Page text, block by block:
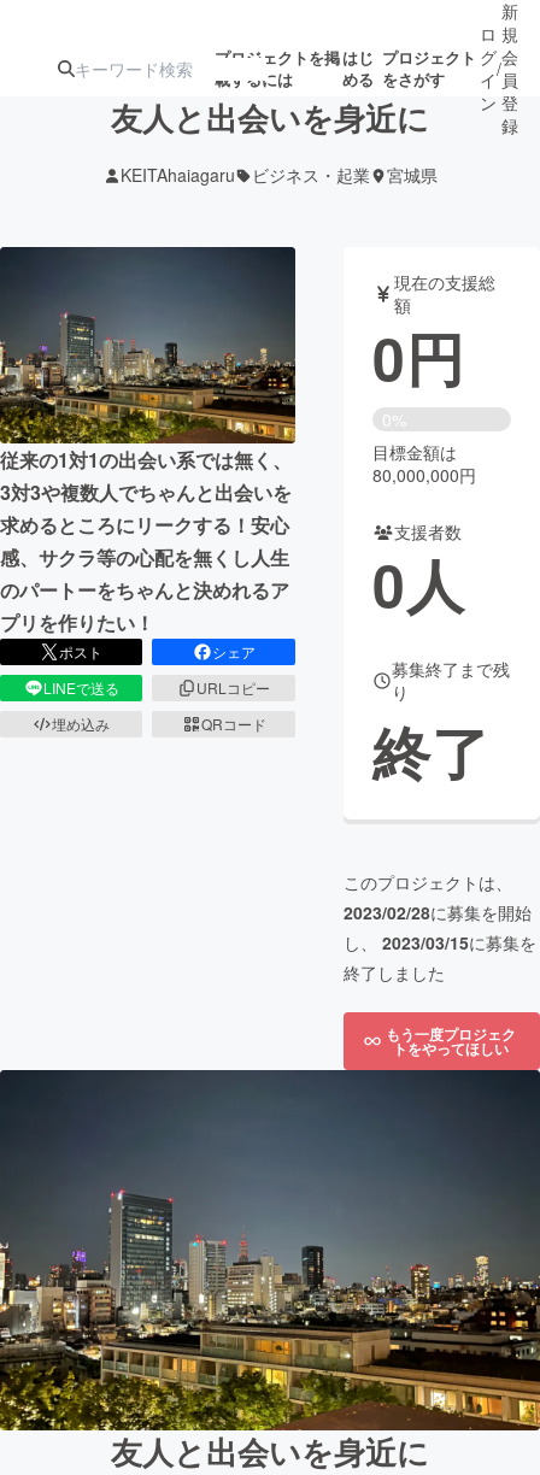
プロジェクトを掲
載するには
はじ
める
プロジェクト
をさがす
テクノロジー・ガジェット ゲーム・サ
映像・映画 書籍・雑誌
ビジネス・起業 チャレンジ
まちづくり・地域活性化
CAMPFIRE for Social Good CAMPFIRE Creation
CAMPFIREふるさと納税
コミュニティ
ロ
グ
イ
ン
/
新
規
会
員
登
録
友人と出会いを身近に
KEITAhaiagaru ビジネス・起業 宮城県
従来の1対1の出会い系では無く、
3対3や複数人でちゃんと出会いを
求めるところにリークする！安心
感、サクラ等の心配を無くし人生
のパートーをちゃんと決めれるア
プリを作りたい！
ポスト
シェア
LINEで送る
URLコピー
埋め込み
QRコード
現在の支援総
額
0円
0%
目標金額は
80,000,000円
支援者数
0人
募集終了まで残
り
終了
このプロジェクトは、
2023/02/28に募集を開始
し、 2023/03/15に募集を
終了しました
もう一度プロジェク
トをやってほしい
友人と出会いを身近に